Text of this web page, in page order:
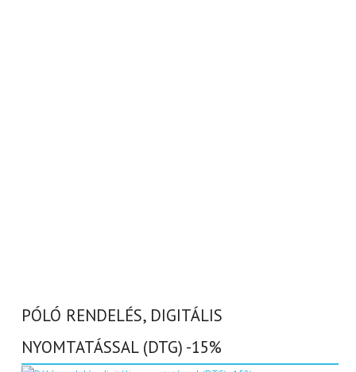
PÓLÓ RENDELÉS, DIGITÁLIS
NYOMTATÁSSAL (DTG) -15%